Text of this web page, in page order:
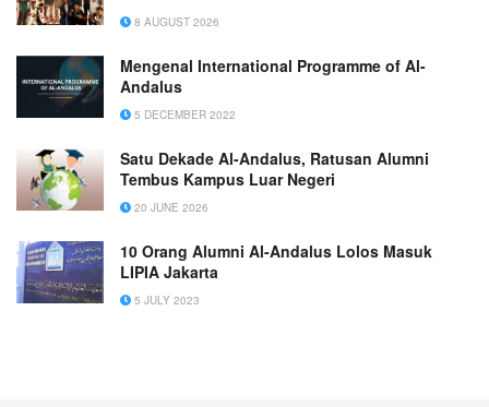
8 AUGUST 2026
Mengenal International Programme of Al-
Andalus
5 DECEMBER 2022
Satu Dekade Al-Andalus, Ratusan Alumni
Tembus Kampus Luar Negeri
20 JUNE 2026
10 Orang Alumni Al-Andalus Lolos Masuk
LIPIA Jakarta
5 JULY 2023